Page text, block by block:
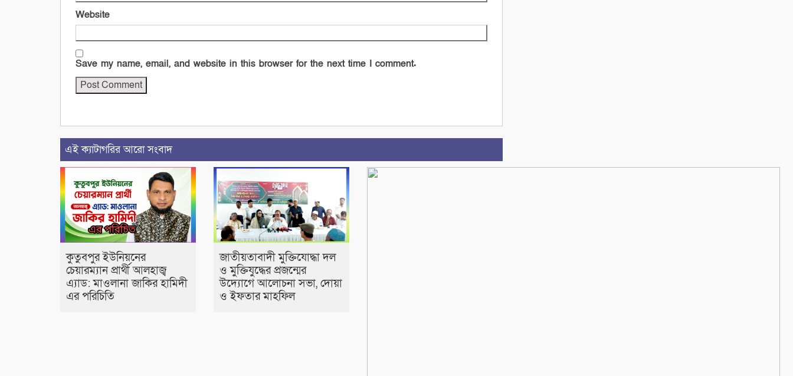
Website
Save my name, email, and website in this browser for the next time I comment.
এই ক্যাটাগরির আরো সংবাদ
কুতুবপুর ইউনিয়নের
চেয়ারম্যান প্রার্থী আলহাজ্ব
এ‍্যাড: মাওলানা জাকির হামিদী
এর পরিচিতি
জাতীয়তাবাদী মুক্তিযোদ্ধা দল
ও মুক্তিযুদ্ধের প্রজন্মের
উদ্যোগে আলোচনা সভা, দোয়া
ও ইফতার মাহফিল